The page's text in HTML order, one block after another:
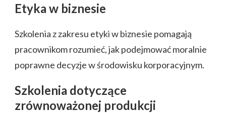
Etyka w biznesie
Szkolenia z zakresu etyki w biznesie pomagają
pracownikom rozumieć, jak podejmować moralnie
poprawne decyzje w środowisku korporacyjnym.
Szkolenia dotyczące
zrównoważonej produkcji